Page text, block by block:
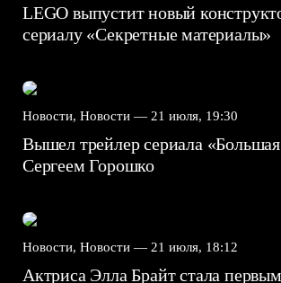
LEGO выпустит новый
сериалу «Секретные материалы»
Новости, Новости — 21 июля, 19:30
Вышел трейлер сериала
Сергеем Горошко
Новости, Новости — 21 июля, 18:12
Актриса Элла Брайт стала первым